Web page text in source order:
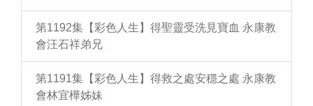
第1192集【彩色人生】得聖靈受洗見寶血 永康教
會汪石祥弟兄
第1191集【彩色人生】得救之處安穩之處 永康教
會林宜樺姊妹